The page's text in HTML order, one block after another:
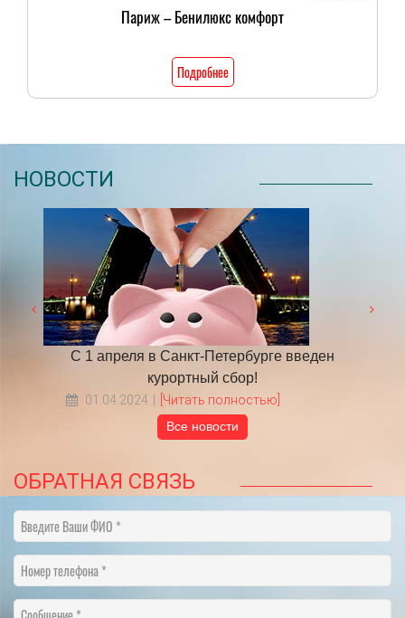
Париж – Бенилюкс комфорт
Подробнее
НОВОСТИ
С 1 апреля в Санкт-Петербурге введен
курортный сбор!
01.04.2024 [Читать полностью]
Все новости
ОБРАТНАЯ СВЯЗЬ
Введите Ваши ФИО
Номер телефона
Сообщение